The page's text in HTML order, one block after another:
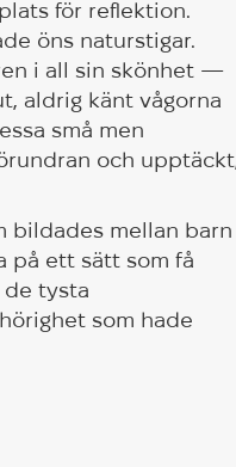
för reflektion.
öns naturstigar.
i all sin skönhet —
aldrig känt vågorna
små men
och upptäckt,
bildades mellan barn
på ett sätt som få
de tysta
som hade